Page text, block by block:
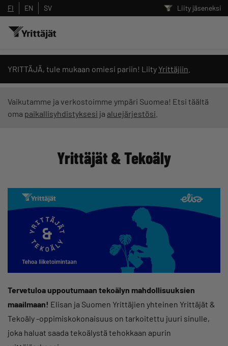
Liity jäseneksi
FI EN SV
YRITTÄJÄ, tule mukaan omiesi pariin! Liity Yrittäjiin
Vaikutamme ja verkostoimme ympäri Suomea! Etsi täältä
oma paikallisyhdistyksesi ja aluejärjestösi
Yrittäjät & Tekoäly
Tervetuloa uppoutumaan tekoälyn mahdollisuuksien
maailmaan! Elisan ja Suomen Yrittäjien yhteinen Yrittäjät &
Tekoäly -oppimiskokonaisuus on tarkoitettu juuri sinulle,
joka haluat saada tekoälystä tehokkaan apurin
Hae sivustolta tai kysy suoraan
Yrittäjien tekoälyltä
Suodata hakutuloksia: näytä kaikki sisältö